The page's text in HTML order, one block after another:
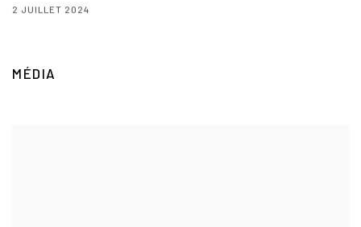
2 JUILLET 2024
MÉDIA